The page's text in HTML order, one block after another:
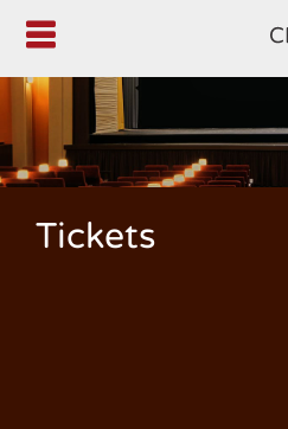

Tickets